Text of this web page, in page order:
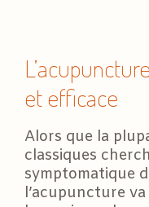
et efficace
Alors que la
classiques
symptomatique
l’acupuncture